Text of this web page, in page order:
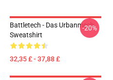
Battletech - Das Urbanmech
Sweatshirt
32,35 £ - 37,88 £
-20%